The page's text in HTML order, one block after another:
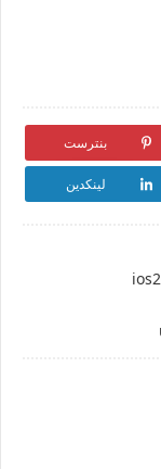
بنترست
لينكدين